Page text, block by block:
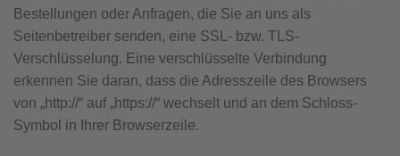
Bestellungen oder Anfragen, die Sie an uns als
Seitenbetreiber senden, eine SSL- bzw. TLS-
Verschlüsselung. Eine verschlüsselte Verbindung
erkennen Sie daran, dass die Adresszeile des Browsers
von „http://“ auf „https://“ wechselt und an dem Schloss-
Symbol in Ihrer Browserzeile.